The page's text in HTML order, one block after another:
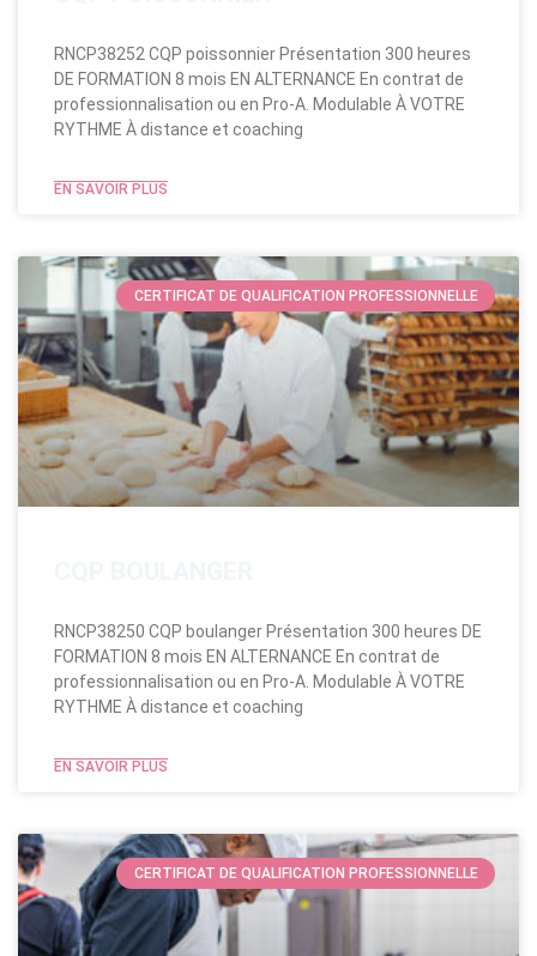
RNCP38252 CQP poissonnier Présentation 300 heures
DE FORMATION 8 mois EN ALTERNANCE En contrat de
professionnalisation ou en Pro-A. Modulable​ À VOTRE
RYTHME À distance et coaching
EN SAVOIR PLUS
CERTIFICAT DE QUALIFICATION PROFESSIONNELLE
RNCP38250 CQP boulanger Présentation 300 heures DE
FORMATION 8 mois EN ALTERNANCE En contrat de
professionnalisation ou en Pro-A. Modulable​ À VOTRE
RYTHME À distance et coaching
EN SAVOIR PLUS
CERTIFICAT DE QUALIFICATION PROFESSIONNELLE